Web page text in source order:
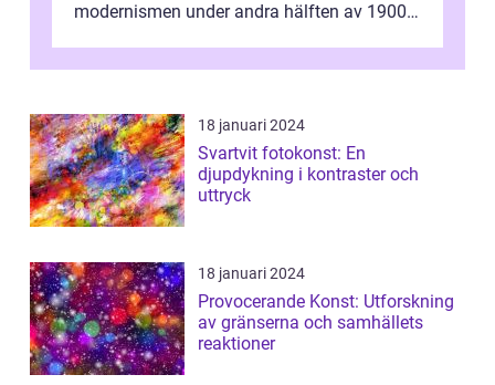
modernismen under andra hälften av 1900-
...
18 januari 2024
Svartvit fotokonst: En
djupdykning i kontraster och
uttryck
18 januari 2024
Provocerande Konst: Utforskning
av gränserna och samhällets
reaktioner